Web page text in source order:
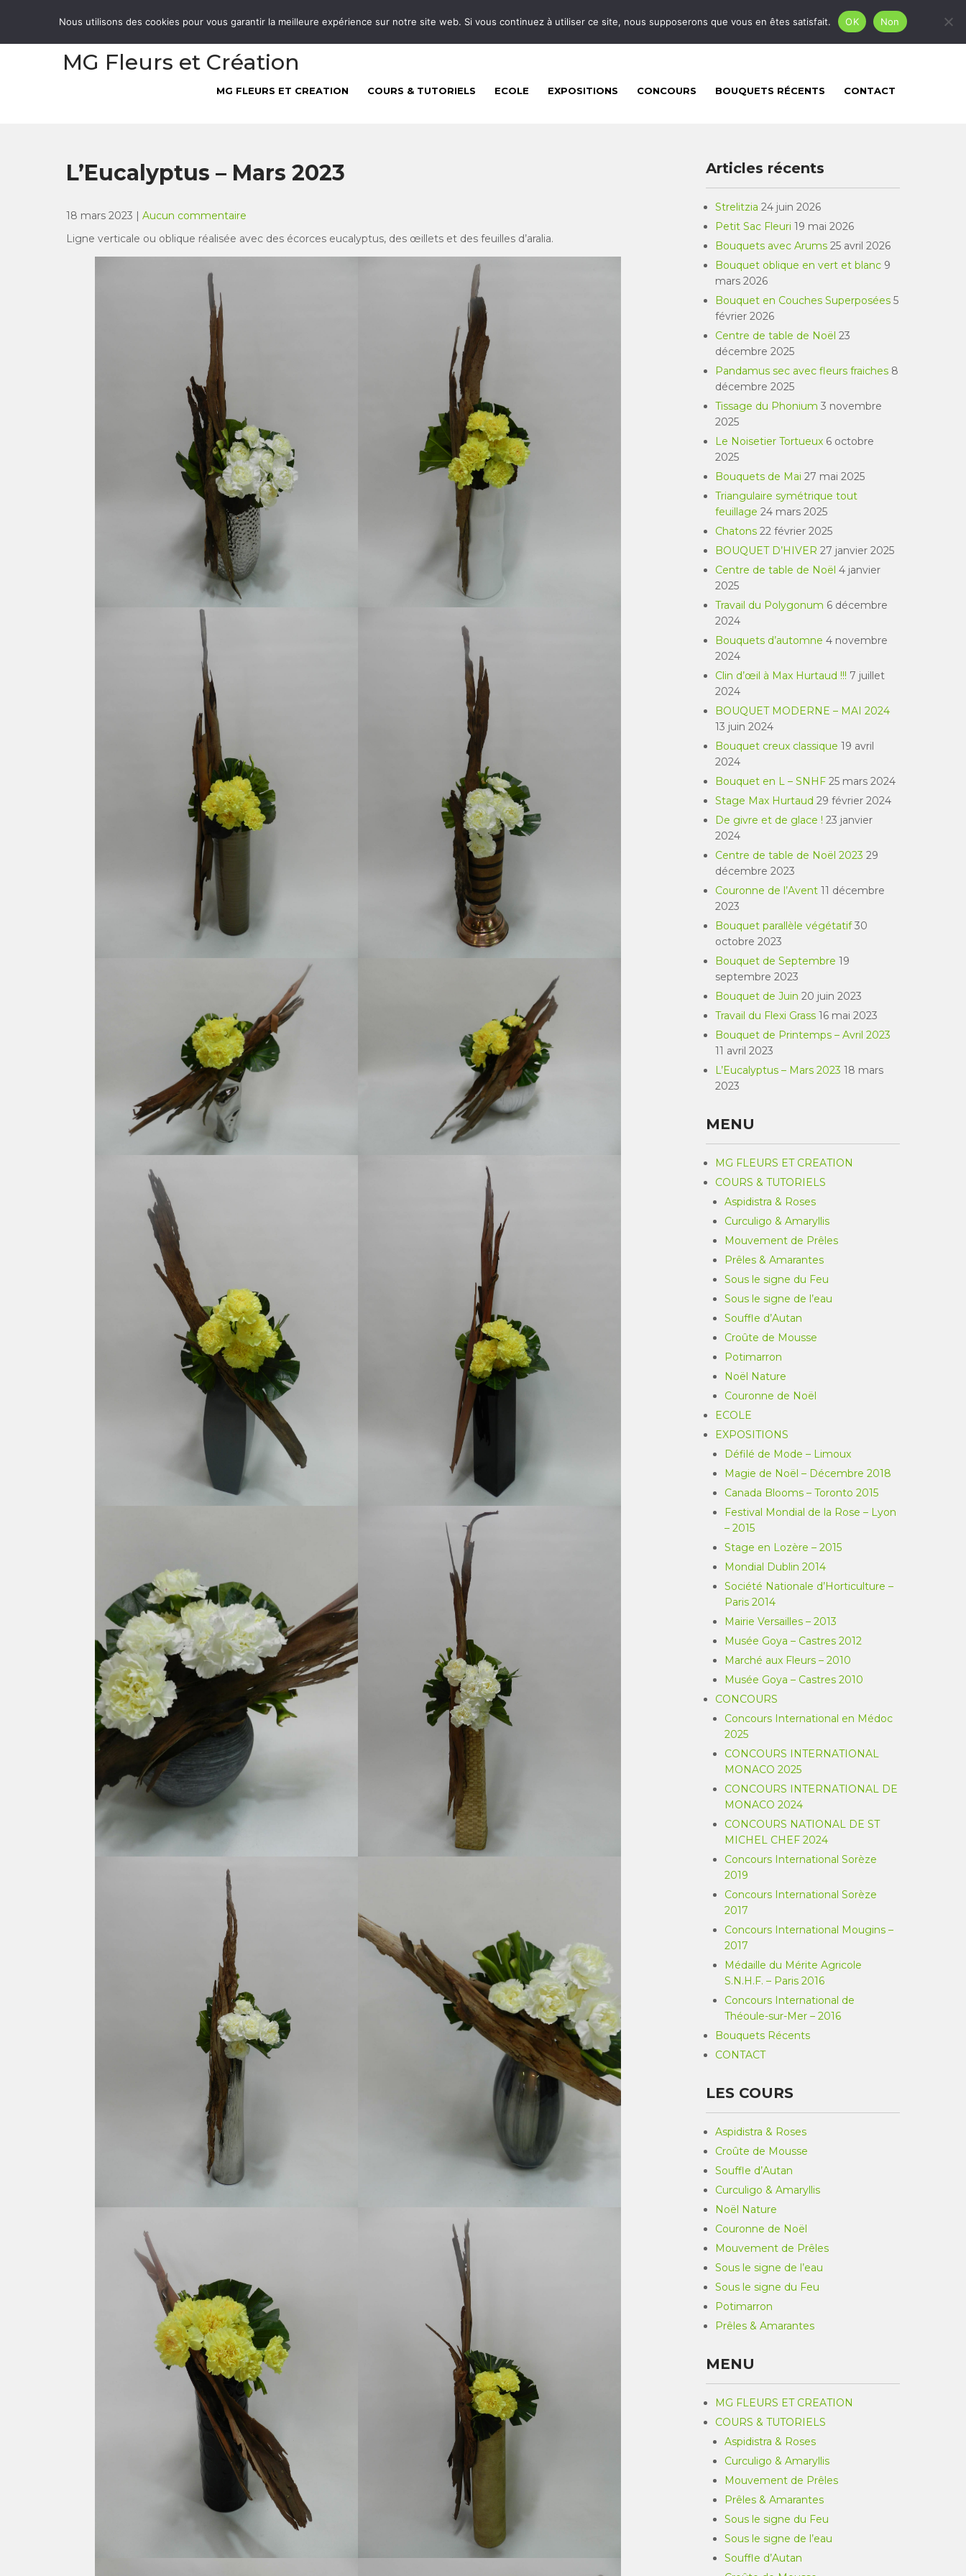
mgfleursetcreation@gmail.com
MG Fleurs et Création
MG FLEURS ET CREATION COURS & TUTORIELS ECOLE EXPOSITIONS CONCOURS BOUQUETS RÉCENTS CONTACT
L’Eucalyptus – Mars 2023
18 mars 2023 | Aucun commentaire
Ligne verticale ou oblique réalisée avec des écorces eucalyptus, des œillets et des feuilles d’aralia.
Articles récents
Strelitzia 24 juin 2026
Petit Sac Fleuri 19 mai 2026
Bouquets avec Arums 25 avril 2026
Bouquet oblique en vert et blanc 9
mars 2026
Bouquet en Couches Superposées 5
février 2026
Centre de table de Noël 23
décembre 2025
Pandamus sec avec fleurs fraiches 8
décembre 2025
Tissage du Phonium 3 novembre
2025
Le Noisetier Tortueux 6 octobre
2025
Bouquets de Mai 27 mai 2025
Triangulaire symétrique tout
feuillage 24 mars 2025
Chatons 22 février 2025
BOUQUET D’HIVER 27 janvier 2025
Centre de table de Noël 4 janvier
2025
Travail du Polygonum 6 décembre
2024
Bouquets d’automne 4 novembre
2024
Clin d’œil à Max Hurtaud !!! 7 juillet
2024
BOUQUET MODERNE – MAI 2024
13 juin 2024
Bouquet creux classique 19 avril
2024
Bouquet en L – SNHF 25 mars 2024
Stage Max Hurtaud 29 février 2024
De givre et de glace ! 23 janvier
2024
Centre de table de Noël 2023 29
décembre 2023
Couronne de l’Avent 11 décembre
2023
Bouquet parallèle végétatif 30
octobre 2023
Bouquet de Septembre 19
septembre 2023
Bouquet de Juin 20 juin 2023
Travail du Flexi Grass 16 mai 2023
Bouquet de Printemps – Avril 2023
11 avril 2023
L’Eucalyptus – Mars 2023 18 mars
2023
MENU
MG FLEURS ET CREATION
COURS & TUTORIELS
Aspidistra & Roses
Curculigo & Amaryllis
Mouvement de Prêles
Prêles & Amarantes
Sous le signe du Feu
Sous le signe de l’eau
Souffle d’Autan
Croûte de Mousse
Potimarron
Noël Nature
Couronne de Noël
ECOLE
EXPOSITIONS
Défilé de Mode – Limoux
Magie de Noël – Décembre 2018
Canada Blooms – Toronto 2015
Festival Mondial de la Rose – Lyon
– 2015
Stage en Lozère – 2015
Mondial Dublin 2014
Société Nationale d’Horticulture –
Paris 2014
Mairie Versailles – 2013
Musée Goya – Castres 2012
Marché aux Fleurs – 2010
Musée Goya – Castres 2010
CONCOURS
Concours International en Médoc
2025
CONCOURS INTERNATIONAL
MONACO 2025
CONCOURS INTERNATIONAL DE
MONACO 2024
CONCOURS NATIONAL DE ST
MICHEL CHEF 2024
Concours International Sorèze
2019
Concours International Sorèze
2017
Concours International Mougins –
2017
Médaille du Mérite Agricole
S.N.H.F. – Paris 2016
Concours International de
Théoule-sur-Mer – 2016
Bouquets Récents
CONTACT
LES COURS
Aspidistra & Roses
Croûte de Mousse
Souffle d’Autan
Curculigo & Amaryllis
Noël Nature
Couronne de Noël
Mouvement de Prêles
Sous le signe de l’eau
Sous le signe du Feu
Potimarron
Prêles & Amarantes
MENU
MG FLEURS ET CREATION
COURS & TUTORIELS
Aspidistra & Roses
Curculigo & Amaryllis
Mouvement de Prêles
Prêles & Amarantes
Sous le signe du Feu
Sous le signe de l’eau
Souffle d’Autan
Nous utilisons des cookies pour vous garantir la meilleure expérience sur notre site web. Si vous continuez à utiliser ce site, nous supposerons que vous en êtes satisfait. OK Non